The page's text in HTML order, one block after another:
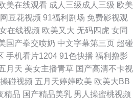
福利AV 麻豆ddys 91打屁股 巨乳福利导航
97免费在线视频 成人喷水www 国产地址一
黄一级片 97狼友基地 av大全观看网址 日
类激动视频 超碰老熟女精品 伊人网少妇在
美在线观看 成人三级成人三级 欧美
豆花视频 91福利剧场 免费影视观
在线视频 欧美又大 无码四虎 女同
国产拳交喷奶 中文字幕第三页 超碰
手机看片1204 91色快播 福利撸影
月天 美女主播青草 国产高清不卡视
操碰视频 五月天婷婷欧美 欧美大BB
精品 国产精品美乳 男人操蜜桃视频